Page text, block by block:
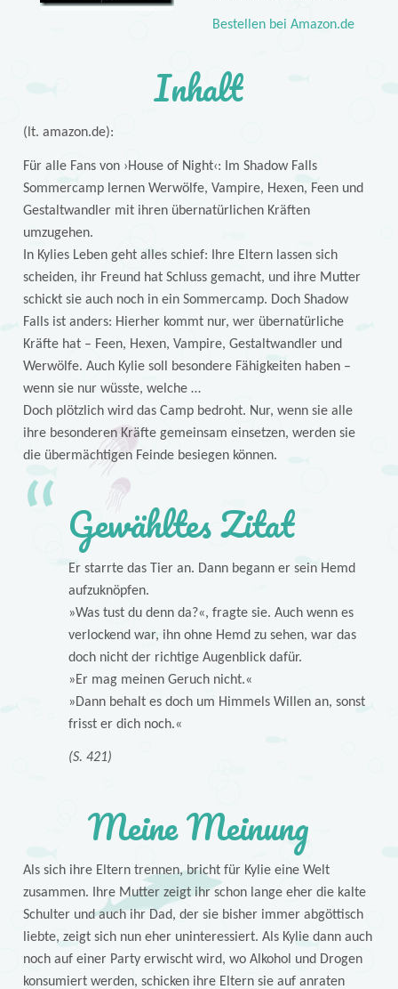
Bestellen bei Amazon.de
Inhalt
(lt. amazon.de):
Für alle Fans von ›House of Night‹: Im Shadow Falls
Sommercamp lernen Werwölfe, Vampire, Hexen, Feen und
Gestaltwandler mit ihren übernatürlichen Kräften
umzugehen.
In Kylies Leben geht alles schief: Ihre Eltern lassen sich
scheiden, ihr Freund hat Schluss gemacht, und ihre Mutter
schickt sie auch noch in ein Sommercamp. Doch Shadow
Falls ist anders: Hierher kommt nur, wer übernatürliche
Kräfte hat – Feen, Hexen, Vampire, Gestaltwandler und
Werwölfe. Auch Kylie soll besondere Fähigkeiten haben –
wenn sie nur wüsste, welche …
Doch plötzlich wird das Camp bedroht. Nur, wenn sie alle
ihre besonderen Kräfte gemeinsam einsetzen, werden sie
die übermächtigen Feinde besiegen können.
Gewähltes Zitat
Er starrte das Tier an. Dann begann er sein Hemd
aufzuknöpfen.
»Was tust du denn da?«, fragte sie. Auch wenn es
verlockend war, ihn ohne Hemd zu sehen, war das
doch nicht der richtige Augenblick dafür.
»Er mag meinen Geruch nicht.«
»Dann behalt es doch um Himmels Willen an, sonst
frisst er dich noch.«
(S. 421)
Meine Meinung
Als sich ihre Eltern trennen, bricht für Kylie eine Welt
zusammen. Ihre Mutter zeigt ihr schon lange eher die kalte
Schulter und auch ihr Dad, der sie bisher immer abgöttisch
liebte, zeigt sich nun eher uninteressiert. Als Kylie dann auch
noch auf einer Party erwischt wird, wo Alkohol und Drogen
konsumiert werden, schicken ihre Eltern sie auf anraten